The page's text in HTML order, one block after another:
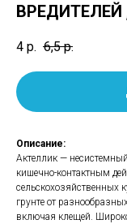
ВРЕДИТЕЛЕЙ
4 р. 6,5 р.
Описание:
Актеллик —
кишечно-контактным
сельскохозяйственных
грунте от
включая клещей.